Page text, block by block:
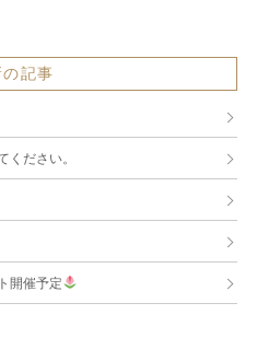
の記事
ください。
開催予定